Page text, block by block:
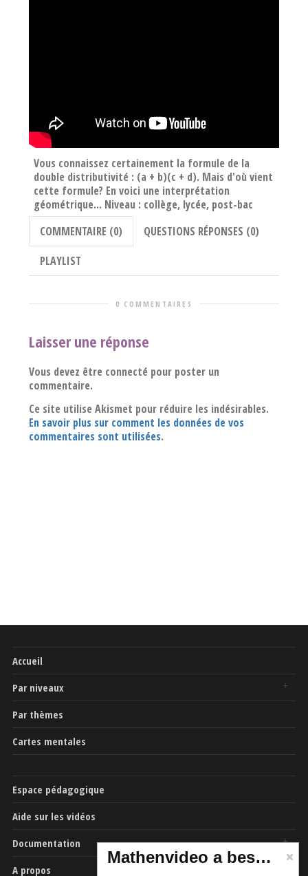
Vous connaissez certainement la formule de la
double distributivité : (a + b)(c + d). Mais d'où vient
cette formule? En voici une interprétation
géométrique... Niveau : collège, lycée, post-bac
COMMENTAIRE (0)
QUESTIONS RÉPONSES (0)
PLAYLIST
0 COMMENTAIRES
Laisser une réponse
Vous devez être connecté pour poster un
commentaire.
Ce site utilise Akismet pour réduire les indésirables.
En savoir plus sur comment les données de vos
commentaires sont utilisées.
Accueil
Par niveaux
Par thèmes
Cartes mentales
Espace pédagogique
Aide sur les vidéos
Documentation
A propos
Mathenvideo a besoin de vous